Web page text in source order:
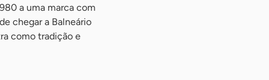
a uma marca com
chegar a Balneário
como tradição e